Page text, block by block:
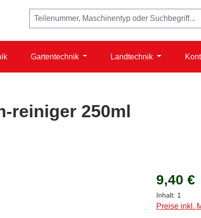
Gartentechnik Landtechnik
reiniger 250ml
Regulärer
9,40 €
Inhalt: 1
Preise inkl.